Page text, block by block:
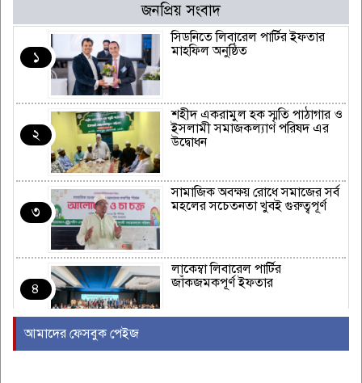
জনপ্রিয় সংবাদ
১
সিডনিতে লিবারেল পার্টির ইফতার
মাহফিল অনুষ্ঠিত
২
শহীদ একরামুল হক স্মৃতি পাঠাগার ও
ইসলামী সমাজকল্যাণ পরিষদ এর
উদ্বোধন
৩
সামাজিক অবক্ষয় রোধে সমাজের সর্ব
মহলের সচেতনতা খুবই গুরুত্বপূর্ণ
৪
লাকেম্বা লিবারেল পার্টির
জাঁকজমকপূর্ণ ইফতার
অস্ট্রেলিয়ার রিয়েল এস্টেট এবং
আমাদের ফেসবুক পেইজ